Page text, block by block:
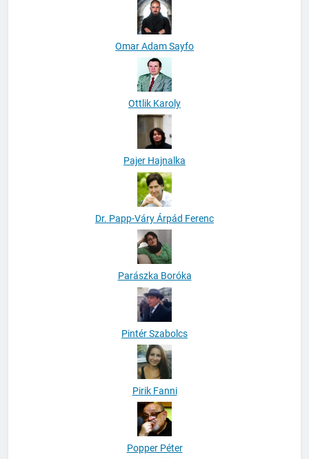
Omar Adam Sayfo
Ottlik Karoly
Pajer Hajnalka
Dr. Papp-Váry Árpád Ferenc
Parászka Boróka
Pintér Szabolcs
Pirik Fanni
Popper Péter